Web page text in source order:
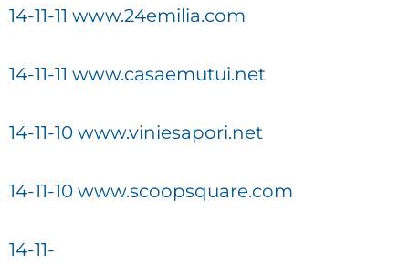
14-11-11 www.24emilia.com
14-11-11 www.casaemutui.net
14-11-10 www.viniesapori.net
14-11-10 www.scoopsquare.com
14-11-